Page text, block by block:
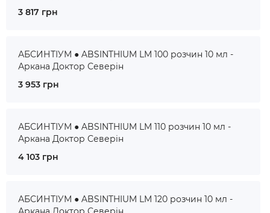
3 817 грн
АБСИНТІУМ ● ABSINTHIUM LM 100 розчин 10 мл -
Аркана Доктор Северін
3 953 грн
АБСИНТІУМ ● ABSINTHIUM LM 110 розчин 10 мл -
Аркана Доктор Северін
4 103 грн
АБСИНТІУМ ● ABSINTHIUM LM 120 розчин 10 мл -